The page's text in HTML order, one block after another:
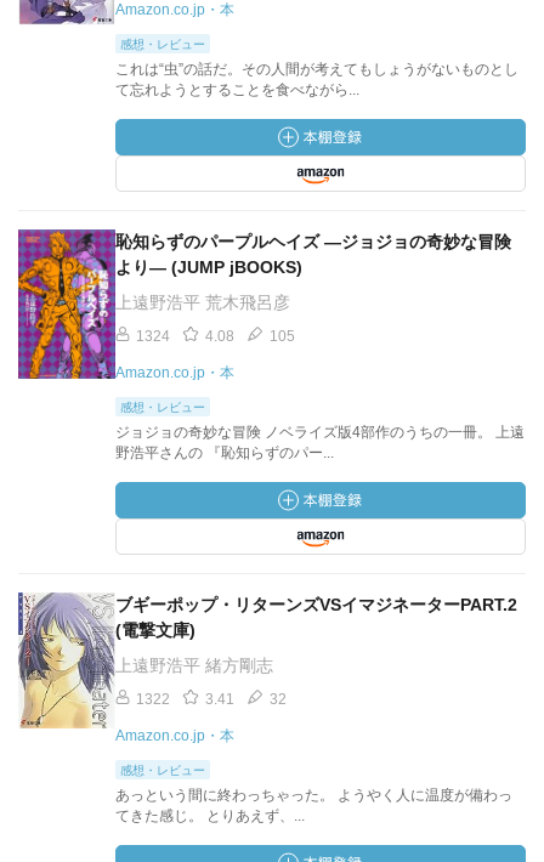
Amazon.co.jp・本
感想・レビュー
これは“虫”の話だ。その人間が考えてもしょうがないものとし
て忘れようとすることを食べながら...
恥知らずのパープルヘイズ ―ジョジョの奇妙な冒険
より― (JUMP jBOOKS)
上遠野浩平 荒木飛呂彦
1324 4.08 105
Amazon.co.jp・本
感想・レビュー
ジョジョの奇妙な冒険 ノベライズ版4部作のうちの一冊。 上遠
野浩平さんの 『恥知らずのパー...
ブギーポップ・リターンズVSイマジネーターPART.2
(電撃文庫)
上遠野浩平 緒方剛志
1322 3.41 32
Amazon.co.jp・本
感想・レビュー
あっという間に終わっちゃった。 ようやく人に温度が備わっ
てきた感じ。 とりあえず、...